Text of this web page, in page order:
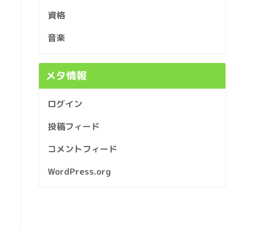
資格
音楽
メタ情報
ログイン
投稿フィード
コメントフィード
WordPress.org